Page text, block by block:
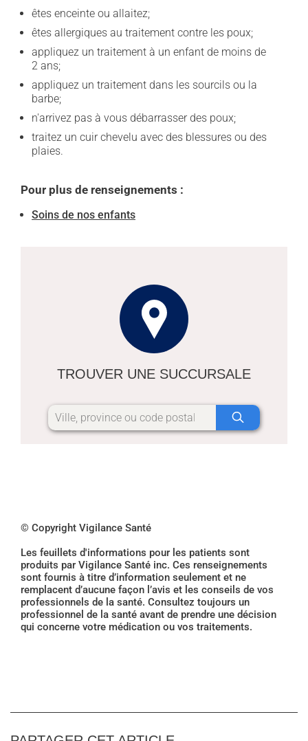
êtes enceinte ou allaitez;
êtes allergiques au traitement contre les poux;
appliquez un traitement à un enfant de moins de
2 ans;
appliquez un traitement dans les sourcils ou la
barbe;
n'arrivez pas à vous débarrasser des poux;
traitez un cuir chevelu avec des blessures ou des
plaies.
Pour plus de renseignements :
Soins de nos enfants
TROUVER UNE SUCCURSALE
© Copyright Vigilance Santé
Les feuillets d'informations pour les patients sont
produits par Vigilance Santé inc. Ces renseignements
sont fournis à titre d’information seulement et ne
remplacent d’aucune façon l’avis et les conseils de vos
professionnels de la santé. Consultez toujours un
professionnel de la santé avant de prendre une décision
qui concerne votre médication ou vos traitements.